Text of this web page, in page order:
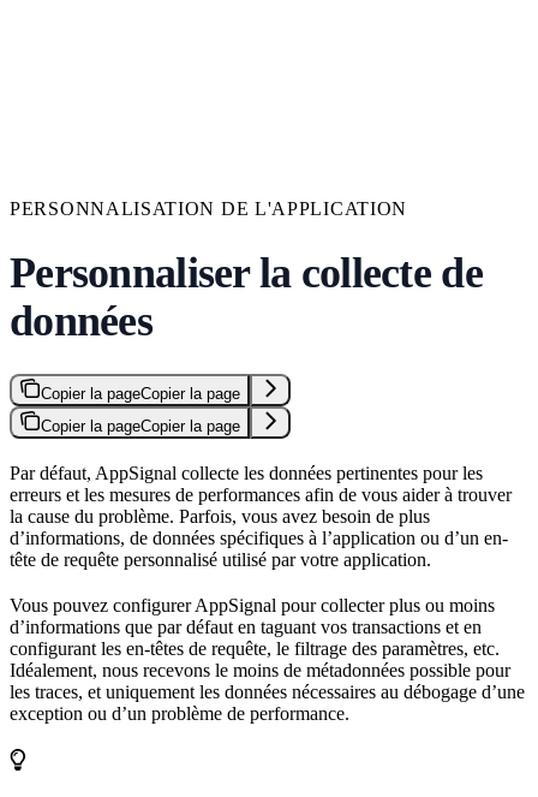
PERSONNALISATION DE L'APPLICATION
Personnaliser la collecte de
données
Copier la pageCopier la page
Copier la pageCopier la page
Par défaut, AppSignal collecte les données pertinentes pour les
erreurs et les mesures de performances afin de vous aider à trouver
la cause du problème. Parfois, vous avez besoin de plus
d’informations, de données spécifiques à l’application ou d’un en-
tête de requête personnalisé utilisé par votre application.
Vous pouvez configurer AppSignal pour collecter plus ou moins
d’informations que par défaut en taguant vos transactions et en
configurant les en-têtes de requête, le filtrage des paramètres, etc.
Idéalement, nous recevons le moins de métadonnées possible pour
les traces, et uniquement les données nécessaires au débogage d’une
exception ou d’un problème de performance.